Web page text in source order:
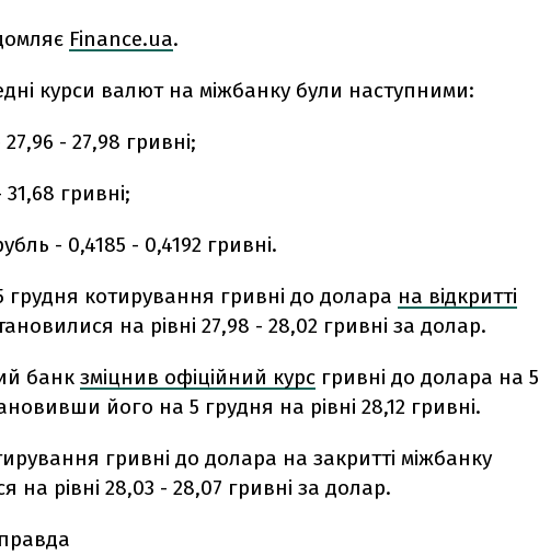
Finance.ua.
курси валют на міжбанку були наступними:
- 27,98 гривні;
гривні;
- 0,4185 - 0,4192 гривні.
грудня котирування гривні до долара на відкритті
на рівні 27,98 - 28,02 гривні за долар.
банк зміцнив офіційний курс гривні до долара на 5
його на 5 грудня на рівні 28,12 гривні.
гривні до долара на закритті міжбанку
на рівні 28,03 - 28,07 гривні за долар.